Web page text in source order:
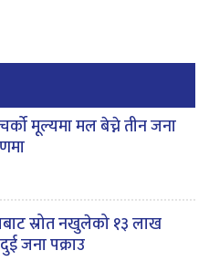
मूल्यमा मल बेच्ने तीन जना
स्रोत नखुलेको १३ लाख
जना पक्राउ